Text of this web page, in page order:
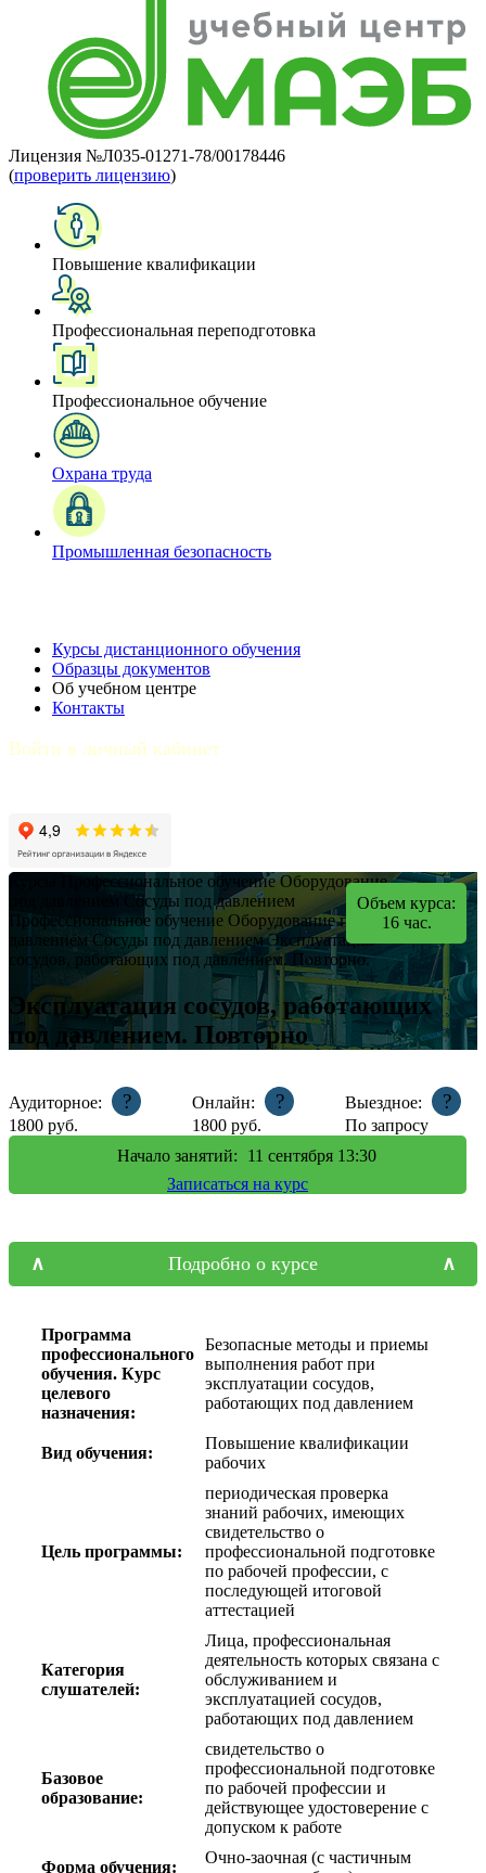
Лицензия №Л035-01271-78/00178446
(проверить лицензию)
Повышение квалификации
Профессиональная переподготовка
Профессиональное обучение
Охрана труда
Промышленная безопасность
Курсы дистанционного обучения
Образцы документов
Об учебном центре
Контакты
Войти в личный кабинет
Курсы Профессиональное обучениеОборудование
под давлением
Сосуды под давлением
Профессиональное обучение Оборудование под
давлением Сосуды под давлением Эксплуатация
сосудов, работающих под давлением. Повторно.
Эксплуатация сосудов, работающих
под давлением. Повторно
Аудиторное: ?
1800 руб.
Онлайн: ?
1800 руб.
Выездное: ?
По запросу
Начало занятий:
11 сентября 13:30
Записаться на курс
Объем курса:
16 час.
Подробно о курсе
Программа
профессионального
обучения. Курс
целевого
назначения:
Безопасные методы и приемы
выполнения работ при
эксплуатации сосудов,
работающих под давлением
Вид обучения:
Повышение квалификации
рабочих
Цель программы:
периодическая проверка
знаний рабочих, имеющих
свидетельство о
профессиональной подготовке
по рабочей профессии, с
последующей итоговой
аттестацией
Категория
слушателей:
Лица, профессиональная
деятельность которых связана с
обслуживанием и
эксплуатацией сосудов,
работающих под давлением
Базовое
образование:
свидетельство о
профессиональной подготовке
по рабочей профессии и
действующее удостоверение с
допуском к работе
Форма обучения:
Очно-заочная (с частичным